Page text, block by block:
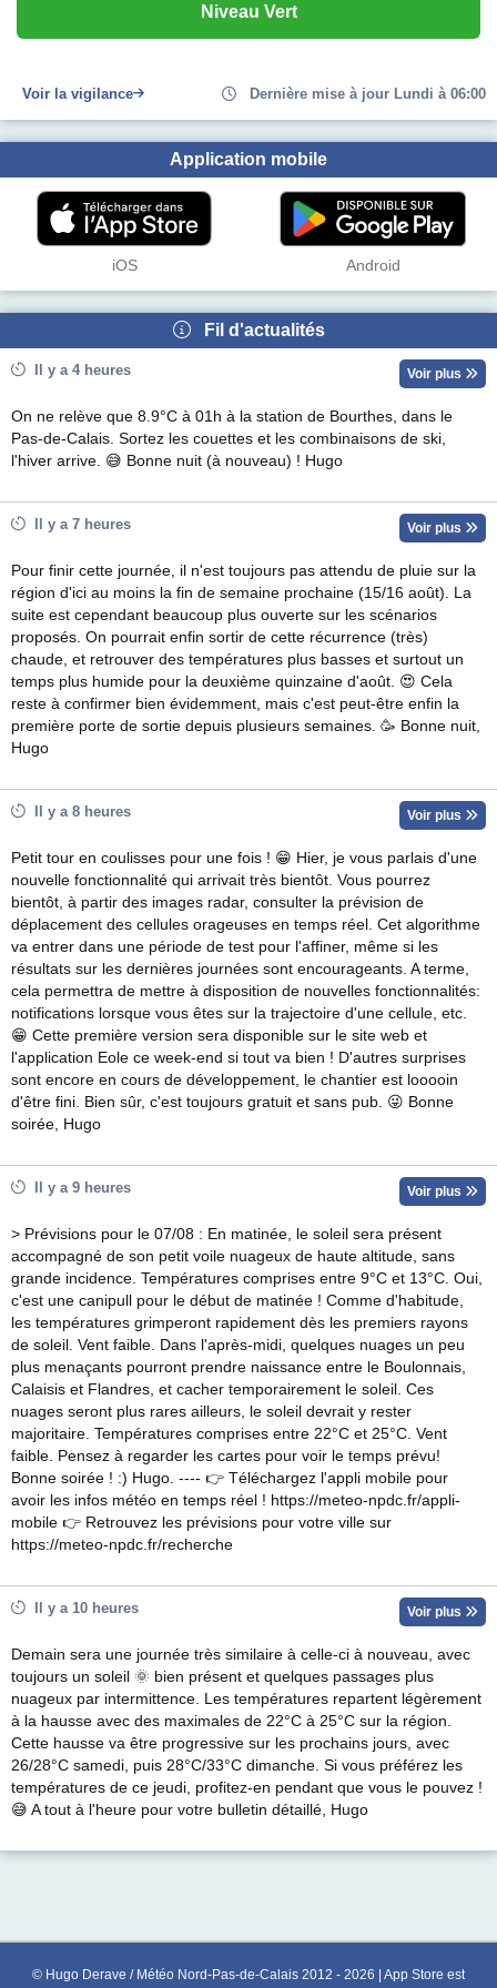
Niveau Vert
Voir la vigilance Dernière mise à jour Lundi à 06:00
Application mobile
iOS Android
Fil d'actualités
Il y a 4 heures Voir plus
On ne relève que 8.9°C à 01h à la station de Bourthes, dans le
Pas-de-Calais. Sortez les couettes et les combinaisons de ski,
l'hiver arrive. 😅 Bonne nuit (à nouveau) ! Hugo
Il y a 7 heures Voir plus
Pour finir cette journée, il n'est toujours pas attendu de pluie sur la
région d'ici au moins la fin de semaine prochaine (15/16 août). La
suite est cependant beaucoup plus ouverte sur les scénarios
proposés. On pourrait enfin sortir de cette récurrence (très)
chaude, et retrouver des températures plus basses et surtout un
temps plus humide pour la deuxième quinzaine d'août. 😍 Cela
reste à confirmer bien évidemment, mais c'est peut-être enfin la
première porte de sortie depuis plusieurs semaines. 🥳 Bonne nuit,
Hugo
Il y a 8 heures Voir plus
Petit tour en coulisses pour une fois ! 😁 Hier, je vous parlais d'une
nouvelle fonctionnalité qui arrivait très bientôt. Vous pourrez
bientôt, à partir des images radar, consulter la prévision de
déplacement des cellules orageuses en temps réel. Cet algorithme
va entrer dans une période de test pour l'affiner, même si les
résultats sur les dernières journées sont encourageants. A terme,
cela permettra de mettre à disposition de nouvelles fonctionnalités:
notifications lorsque vous êtes sur la trajectoire d'une cellule, etc.
😁 Cette première version sera disponible sur le site web et
l'application Eole ce week-end si tout va bien ! D'autres surprises
sont encore en cours de développement, le chantier est looooin
d'être fini. Bien sûr, c'est toujours gratuit et sans pub. 😜 Bonne
soirée, Hugo
Il y a 9 heures Voir plus
> Prévisions pour le 07/08 : En matinée, le soleil sera présent
accompagné de son petit voile nuageux de haute altitude, sans
grande incidence. Températures comprises entre 9°C et 13°C. Oui,
c'est une canipull pour le début de matinée ! Comme d'habitude,
les températures grimperont rapidement dès les premiers rayons
de soleil. Vent faible. Dans l'après-midi, quelques nuages un peu
plus menaçants pourront prendre naissance entre le Boulonnais,
Calaisis et Flandres, et cacher temporairement le soleil. Ces
nuages seront plus rares ailleurs, le soleil devrait y rester
majoritaire. Températures comprises entre 22°C et 25°C. Vent
faible. Pensez à regarder les cartes pour voir le temps prévu!
Bonne soirée ! :) Hugo. ---- 👉 Téléchargez l'appli mobile pour
avoir les infos météo en temps réel ! https://meteo-npdc.fr/appli-
mobile 👉 Retrouvez les prévisions pour votre ville sur
https://meteo-npdc.fr/recherche
Il y a 10 heures Voir plus
Demain sera une journée très similaire à celle-ci à nouveau, avec
toujours un soleil 🌞 bien présent et quelques passages plus
nuageux par intermittence. Les températures repartent légèrement
à la hausse avec des maximales de 22°C à 25°C sur la région.
Cette hausse va être progressive sur les prochains jours, avec
26/28°C samedi, puis 28°C/33°C dimanche. Si vous préférez les
températures de ce jeudi, profitez-en pendant que vous le pouvez !
😅 A tout à l'heure pour votre bulletin détaillé, Hugo
© Hugo Derave / Météo Nord-Pas-de-Calais 2012 - 2026 | App Store est